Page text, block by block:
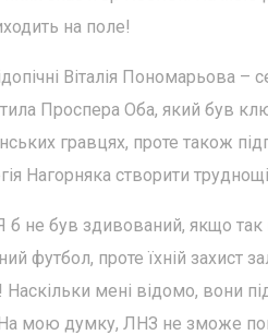
на поле!
Віталія Пономарьова –
Проспера Оба, який був
гравцях, проте також
Нагорняка створити
не був здивований, якщо так
футбол, проте їхній
мені відомо, вони
На мою думку, ЛНЗ не зможе